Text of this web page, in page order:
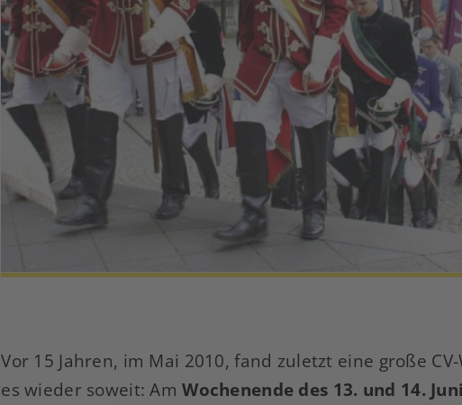
Vor 15 Jahren, im Mai 2010, fand zuletzt eine große
es wieder soweit: AmWochenende des 13. und 14.